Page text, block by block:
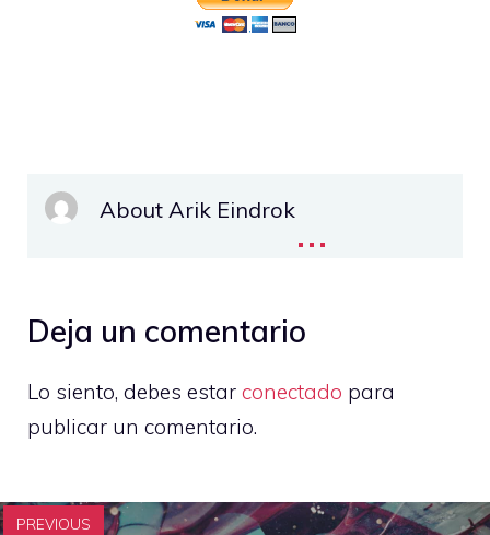
About Arik Eindrok...
Deja un comentario
Lo siento, debes estar conectado para
publicar un comentario.
PREVIOUS